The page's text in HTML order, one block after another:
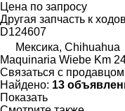
Цена по запросу
Другая запчасть к
D124607
Мексика, Chihuahua
Maquinaria Wiebe Km
Связаться с продавцом
Найдено: 13
Показать